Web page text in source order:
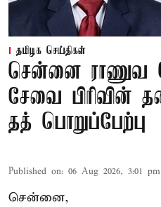
தமிழக செய்திகள்
சென்னை ராணுவ
சேவை பிரிவின்
தத் பொறுப்பேற்பு
Published on: 06 Aug 2026, 3:01 pm
சென்னை,